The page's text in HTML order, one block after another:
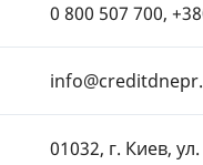
0 800 507 700,
01032, г. Киев,